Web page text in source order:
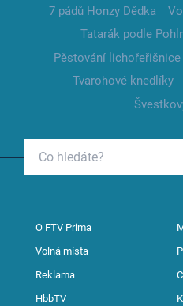
7 pádů Honzy Dědka
Tatarák podle
Pěstování lichořeřišnice
Tvarohové knedlíky
O FTV Prima
Volná místa
Reklama
HbbTV